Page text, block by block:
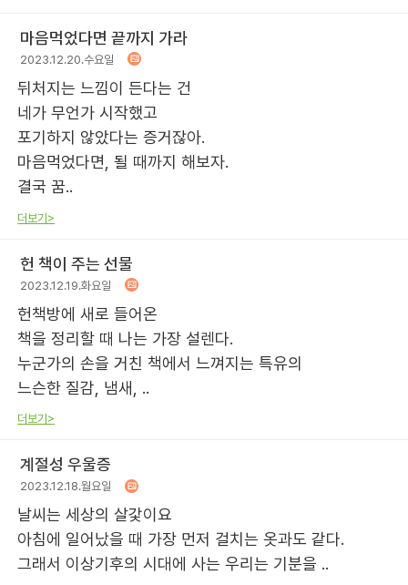
마음먹었다면 끝까지 가라
2023.12.20.수요일
뒤처지는 느낌이 든다는 건
네가 무언가 시작했고
포기하지 않았다는 증거잖아.
마음먹었다면, 될 때까지 해보자.
결국 꿈..
더보기>
헌 책이 주는 선물
2023.12.19.화요일
헌책방에 새로 들어온
책을 정리할 때 나는 가장 설렌다.
누군가의 손을 거친 책에서 느껴지는 특유의
느슨한 질감, 냄새, ..
더보기>
계절성 우울증
2023.12.18.월요일
날씨는 세상의 살갗이요
아침에 일어났을 때 가장 먼저 걸치는 옷과도 같다.
그래서 이상기후의 시대에 사는 우리는 기분을 ..